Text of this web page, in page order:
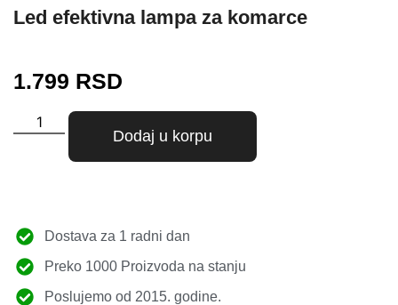
Led efektivna lampa za komarce
1.799 RSD
Dodaj u korpu
Dostava za 1 radni dan
Preko 1000 Proizvoda na stanju
Poslujemo od 2015. godine.